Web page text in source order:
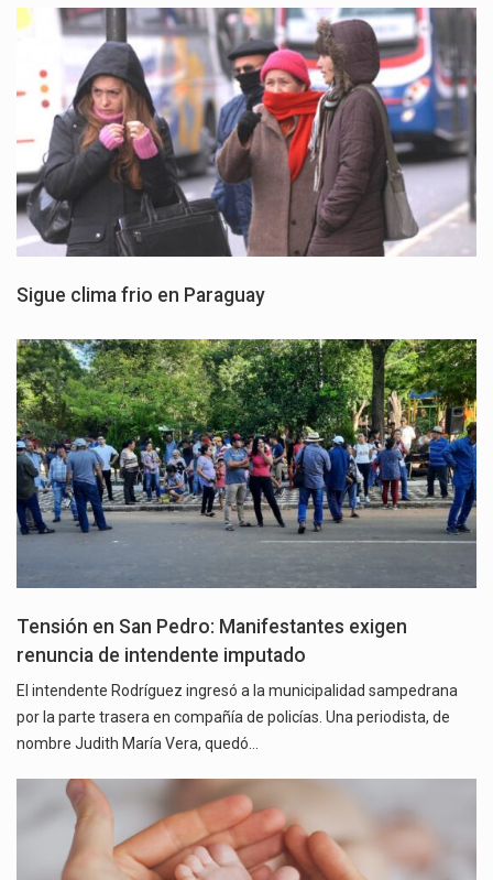
Sigue clima frio en Paraguay
Tensión en San Pedro: Manifestantes exigen
renuncia de intendente imputado
El intendente Rodríguez ingresó a la municipalidad sampedrana
por la parte trasera en compañía de policías. Una periodista, de
nombre Judith María Vera, quedó…